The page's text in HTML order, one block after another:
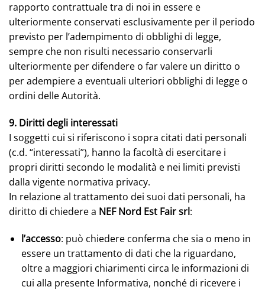
rapporto contrattuale tra di noi in essere e
ulteriormente conservati esclusivamente per il periodo
previsto per l’adempimento di obblighi di legge,
sempre che non risulti necessario conservarli
ulteriormente per difendere o far valere un diritto o
per adempiere a eventuali ulteriori obblighi di legge o
ordini delle Autorità.
9. Diritti degli interessati
I soggetti cui si riferiscono i sopra citati dati personali
(c.d. “interessati”), hanno la facoltà di esercitare i
propri diritti secondo le modalità e nei limiti previsti
dalla vigente normativa privacy.
In relazione al trattamento dei suoi dati personali, ha
diritto di chiedere a NEF Nord Est Fair srl:
l’accesso: può chiedere conferma che sia o meno in
essere un trattamento di dati che la riguardano,
oltre a maggiori chiarimenti circa le informazioni di
cui alla presente Informativa, nonché di ricevere i